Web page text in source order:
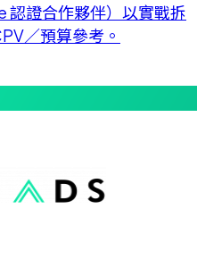
證合作夥伴）以實戰拆
／預算參考。